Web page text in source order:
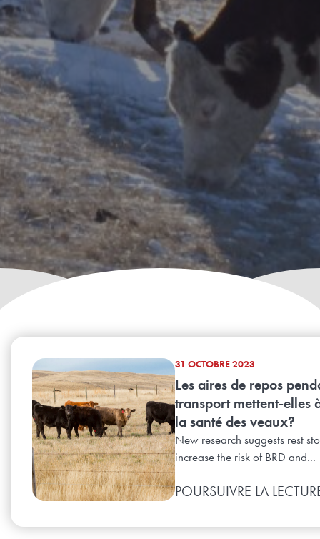
31 OCTOBRE 2023
Les aires de repos
transport mettent-elles
la santé des veaux?
New research suggests rest
increase the risk of BRD and...
POURSUIVRE LA